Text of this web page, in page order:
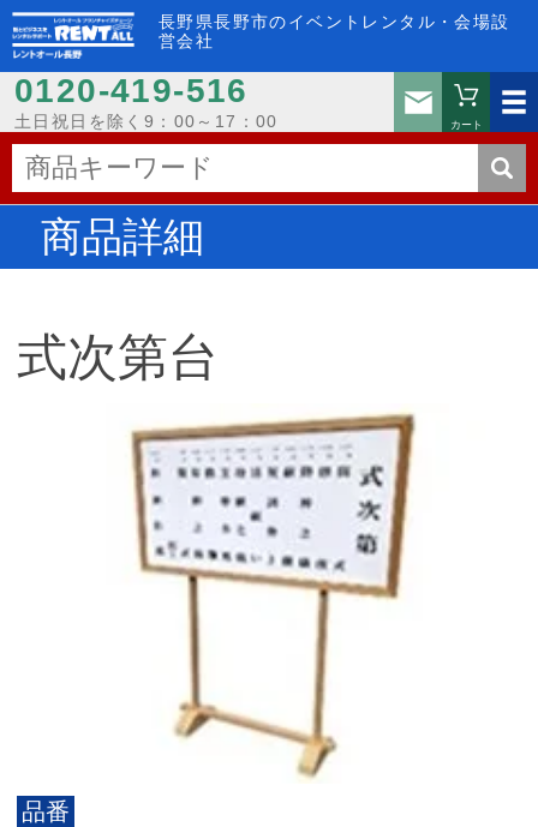
長野県長野市のイベントレンタル・会場設
営会社
0120-419-516
土日祝日を除く9：00～17：00
お問い
カート
商品詳細
式次第台
品番